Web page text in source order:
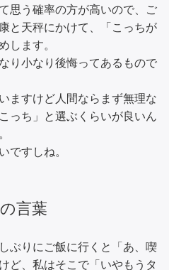
思う確率の方が高いので、ご
と天秤にかけて、「こっちが
します。
り小なり後悔ってあるもので
ますけど人間ならまず無理な
っち」と選ぶくらいが良いん
ですしね。
言葉
ぶりにご飯に行くと「あ、喫
ど、私はそこで「いやもうタ